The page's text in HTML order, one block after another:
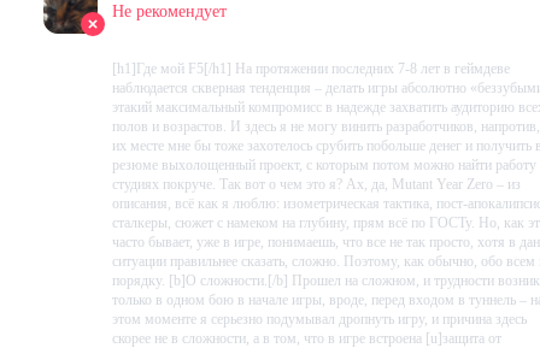
Не рекомендует
[h1]Где мой F5[/h1] На протяжении последних 7-8 лет в геймдеве
наблюдается скверная тенденция – делать игры абсолютно
этакий максимальный компромисс в надежде захватить аудиторию
полов и возрастов. И здесь я не могу винить разработчиков,
их месте мне бы тоже захотелось срубить побольше денег и получить
резюме выхолощенный проект, с которым потом можно найти работу
студиях покруче. Так вот о чем это я? Ах, да, Mutant Year Zero – из
описания, всё как я люблю: изометрическая тактика, пост-
сталкеры, сюжет с намеком на глубину, прям всё по ГОСТу. Но, как
часто бывает, уже в игре, понимаешь, что все не так просто, хотя в
ситуации правильнее сказать, сложно. Поэтому, как обычно, обо всем
порядку. [b]О сложности.[/b] Прошел на сложном, и трудности
только в одном бою в начале игры, вроде, перед входом в туннель –
этом моменте я серьезно подумывал дропнуть игру, и причина здесь
скорее не в сложности, а в том, что в игре встроена [u]защита от